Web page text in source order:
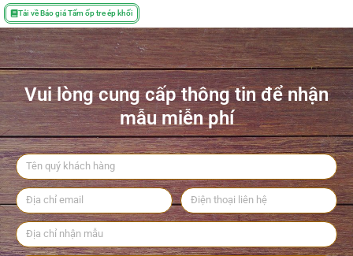
Tải về Báo giá Tấm ốp tre ép khối
Vui lòng cung cấp thông tin để nhận
mẫu miễn phí